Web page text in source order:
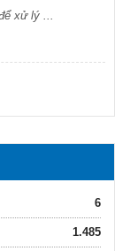
xử lý ...
nước Gia ...
Gia ...
đề sức khỏe
6
1.485